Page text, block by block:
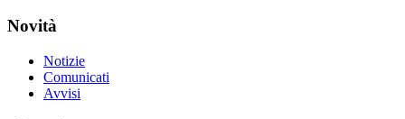
Novità
Notizie
Comunicati
Avvisi